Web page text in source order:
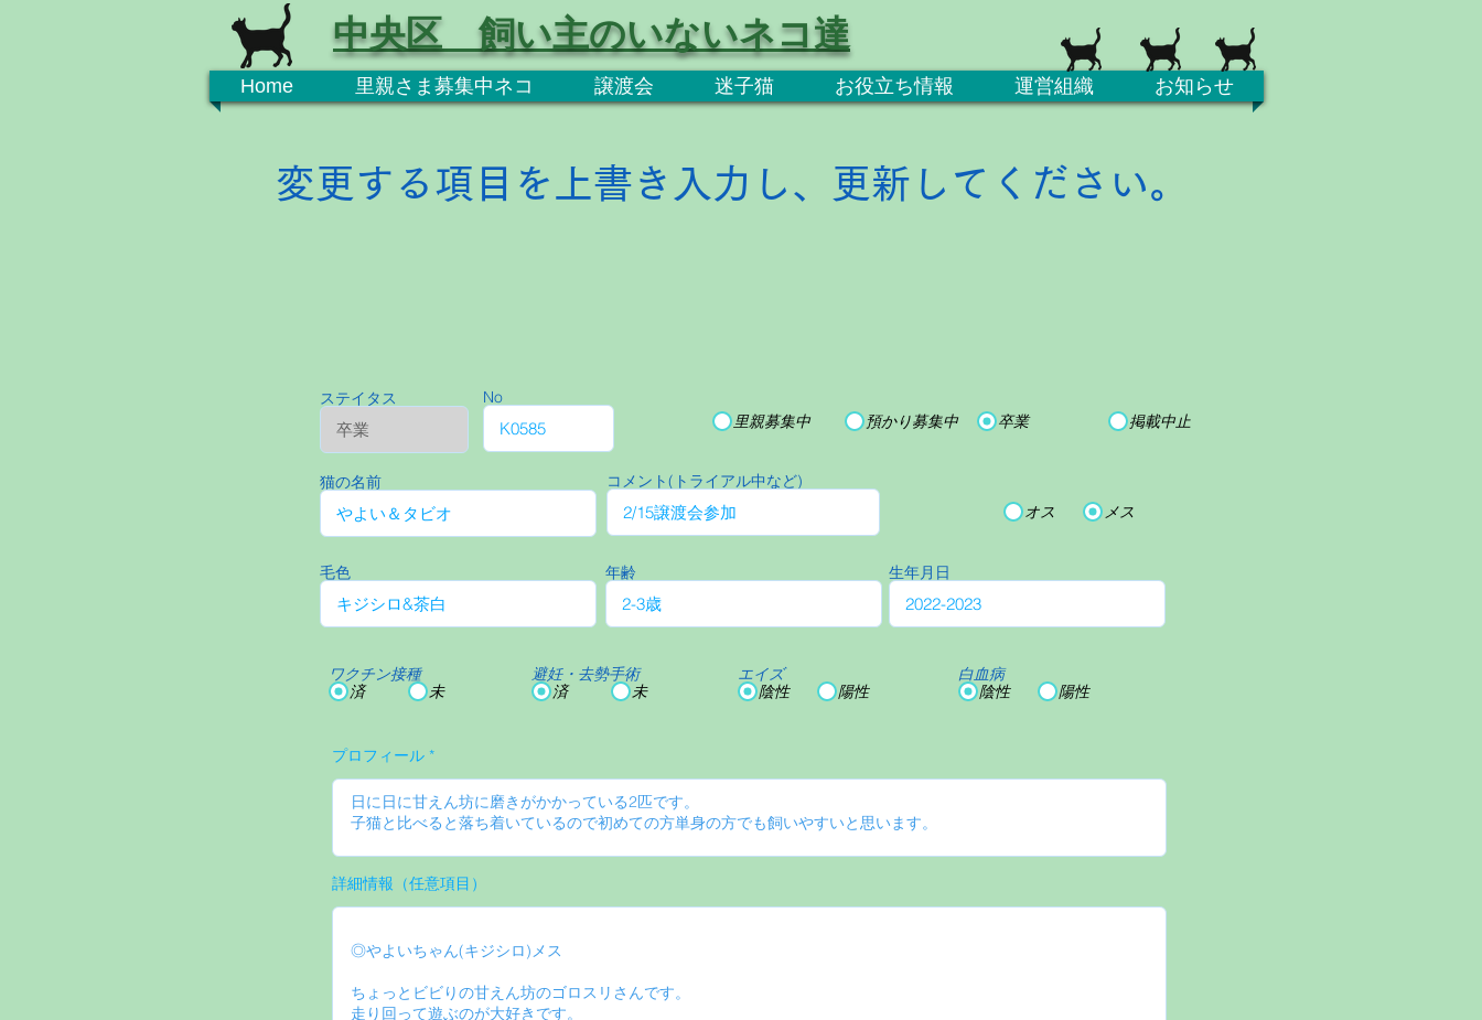
Home 里親さま募集中ネコ 譲渡会 迷子猫 お役立ち情報 運営組織 お知らせ
中央区 飼い主のいないネコ達
変更する項目を上書き入力し、更新してください。
ステイタス No
里親募集中 預かり募集中 卒業 掲載中止
猫の名前 コメント(トライアル中など)
オス メス
毛色 年齢 生年月日
ワクチン接種
済
未
避妊・去勢手術
済
未
エイズ
陰性
陽性
白血病
陰性
陽性
プロフィール
詳細情報（任意項目）